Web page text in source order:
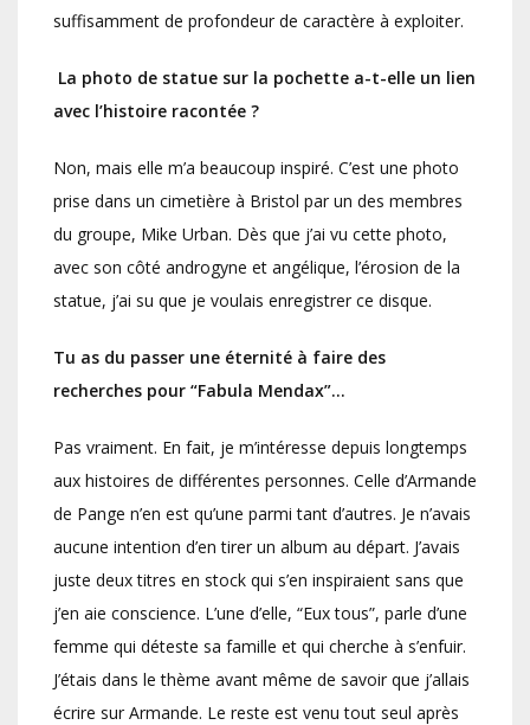
suffisamment de profondeur de caractère à exploiter.
La photo de statue sur la pochette a-t-elle un lien
avec l’histoire racontée ?
Non, mais elle m’a beaucoup inspiré. C’est une photo
prise dans un cimetière à Bristol par un des membres
du groupe, Mike Urban. Dès que j’ai vu cette photo,
avec son côté androgyne et angélique, l’érosion de la
statue, j’ai su que je voulais enregistrer ce disque.
Tu as du passer une éternité à faire des
recherches pour “Fabula Mendax”…
Pas vraiment. En fait, je m’intéresse depuis longtemps
aux histoires de différentes personnes. Celle d’Armande
de Pange n’en est qu’une parmi tant d’autres. Je n’avais
aucune intention d’en tirer un album au départ. J’avais
juste deux titres en stock qui s’en inspiraient sans que
j’en aie conscience. L’une d’elle, “Eux tous”, parle d’une
femme qui déteste sa famille et qui cherche à s’enfuir.
J’étais dans le thème avant même de savoir que j’allais
écrire sur Armande. Le reste est venu tout seul après